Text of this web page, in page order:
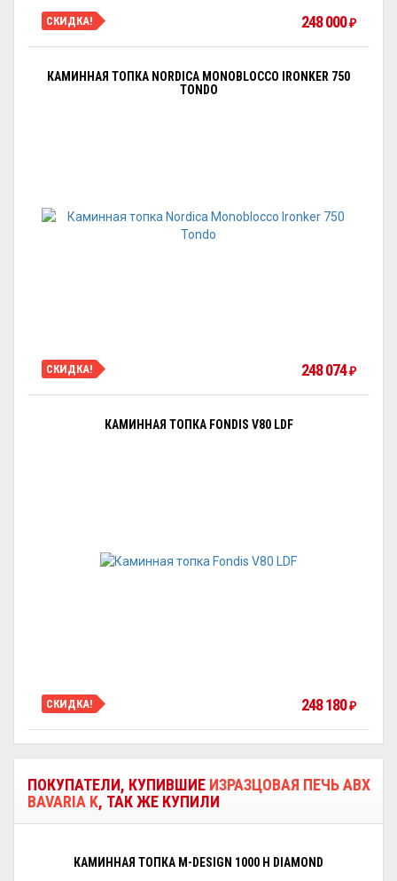
СКИДКА! 248 000 ₽
КАМИННАЯ ТОПКА NORDICA MONOBLOCCO IRONKER 750
TONDO
СКИДКА! 248 074 ₽
КАМИННАЯ ТОПКА FONDIS V80 LDF
СКИДКА! 248 180 ₽
ПОКУПАТЕЛИ, КУПИВШИЕ ИЗРАЗЦОВАЯ ПЕЧЬ ABX
BAVARIA K, ТАК ЖЕ КУПИЛИ
КАМИННАЯ ТОПКА M-DESIGN 1000 H DIAMOND